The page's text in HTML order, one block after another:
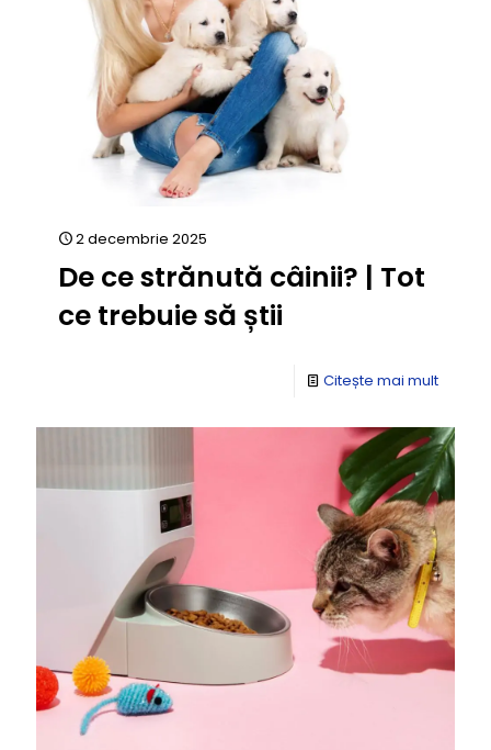
2 decembrie 2025
De ce strănută câinii? | Tot
ce trebuie să știi
Citește mai mult